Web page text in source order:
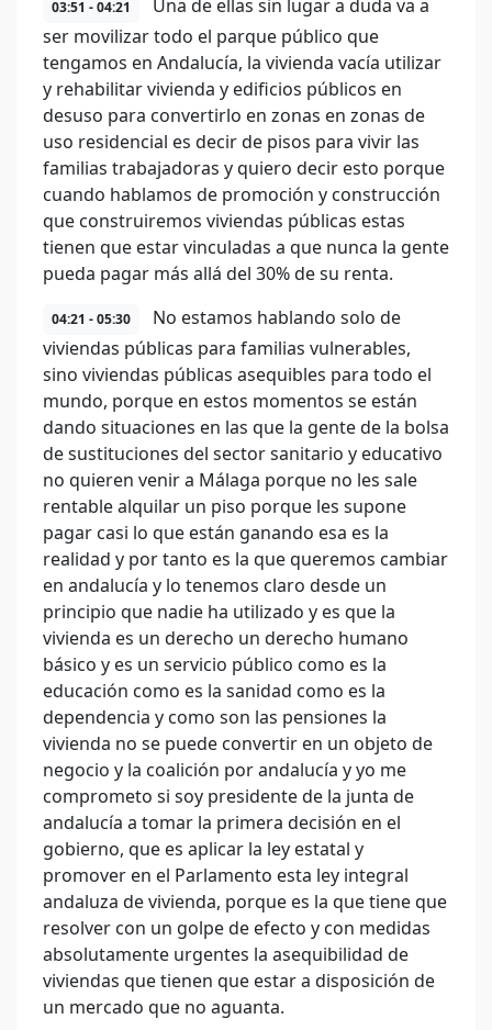
03:51 - 04:21
Una de ellas sin lugar a duda va a
ser movilizar todo el parque público que
tengamos en Andalucía, la vivienda vacía utilizar
y rehabilitar vivienda y edificios públicos en
desuso para convertirlo en zonas en zonas de
uso residencial es decir de pisos para vivir las
familias trabajadoras y quiero decir esto porque
cuando hablamos de promoción y construcción
que construiremos viviendas públicas estas
tienen que estar vinculadas a que nunca la gente
pueda pagar más allá del 30% de su renta.
04:21 - 05:30
No estamos hablando solo de
viviendas públicas para familias vulnerables,
sino viviendas públicas asequibles para todo el
mundo, porque en estos momentos se están
dando situaciones en las que la gente de la bolsa
de sustituciones del sector sanitario y educativo
no quieren venir a Málaga porque no les sale
rentable alquilar un piso porque les supone
pagar casi lo que están ganando esa es la
realidad y por tanto es la que queremos cambiar
en andalucía y lo tenemos claro desde un
principio que nadie ha utilizado y es que la
vivienda es un derecho un derecho humano
básico y es un servicio público como es la
educación como es la sanidad como es la
dependencia y como son las pensiones la
vivienda no se puede convertir en un objeto de
negocio y la coalición por andalucía y yo me
comprometo si soy presidente de la junta de
andalucía a tomar la primera decisión en el
gobierno, que es aplicar la ley estatal y
promover en el Parlamento esta ley integral
andaluza de vivienda, porque es la que tiene que
resolver con un golpe de efecto y con medidas
absolutamente urgentes la asequibilidad de
viviendas que tienen que estar a disposición de
un mercado que no aguanta.